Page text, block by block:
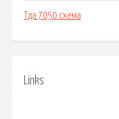
Тда 7050 схема
Links